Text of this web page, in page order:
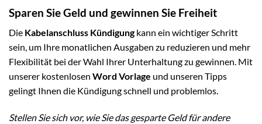
Sparen Sie Geld und gewinnen Sie Freiheit
Die Kabelanschluss Kündigungkann ein wichtiger Schritt
sein, um Ihre monatlichen Ausgaben zu reduzieren und mehr
Flexibilität bei der Wahl Ihrer Unterhaltung zu gewinnen. Mit
unserer kostenlosen Word Vorlage und unseren Tipps
gelingt Ihnen die Kündigung schnell und problemlos.
Stellen Sie sich vor, wie Sie das gesparte Geld für andere